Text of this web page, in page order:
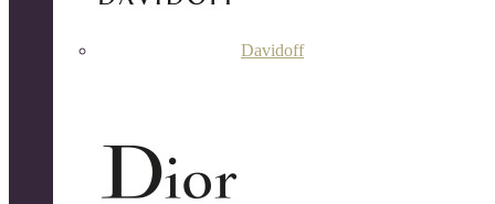
Davidoff